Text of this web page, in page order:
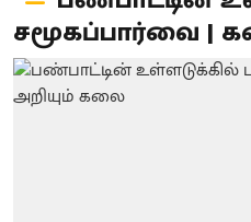
சமூகப்பார்வை |